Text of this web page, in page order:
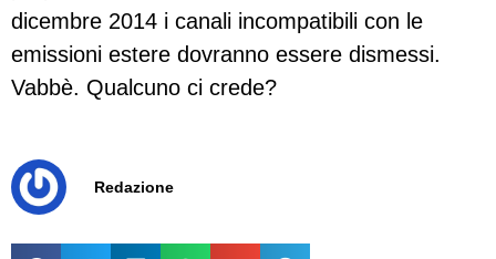
dicembre 2014 i canali incompatibili con le
emissioni estere dovranno essere dismessi.
Vabbè. Qualcuno ci crede?
Redazione